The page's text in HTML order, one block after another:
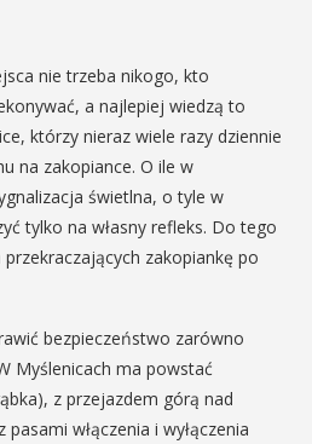
nie trzeba nikogo, kto
a najlepiej wiedzą to
którzy nieraz wiele razy dziennie
na zakopiance. O ile w
świetlna, o tyle w
tylko na własny refleks. Do tego
zakopiankę po
bezpieczeństwo zarówno
Myślenicach ma powstać
z przejazdem górą nad
pasami włączenia i wyłączenia